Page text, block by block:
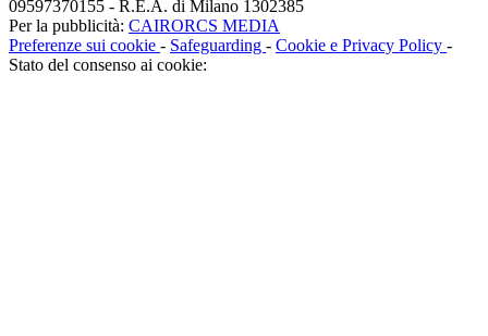
09597370155 - R.E.A. di Milano 1302385
Per la pubblicità: CAIRORCS MEDIA
Preferenze sui cookie - Safeguarding - Cookie e Privacy Policy -
Stato del consenso ai cookie: